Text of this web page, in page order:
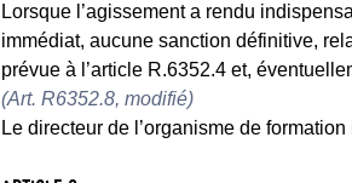
Lorsque l’agissement a rendu
immédiat, aucune sanction définitive,
prévue à l’article R.6352.4 et,
(Art. R6352.8, modifié)
Le directeur de l’organisme de